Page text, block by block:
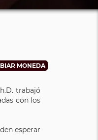
trabajó
con los
esperar